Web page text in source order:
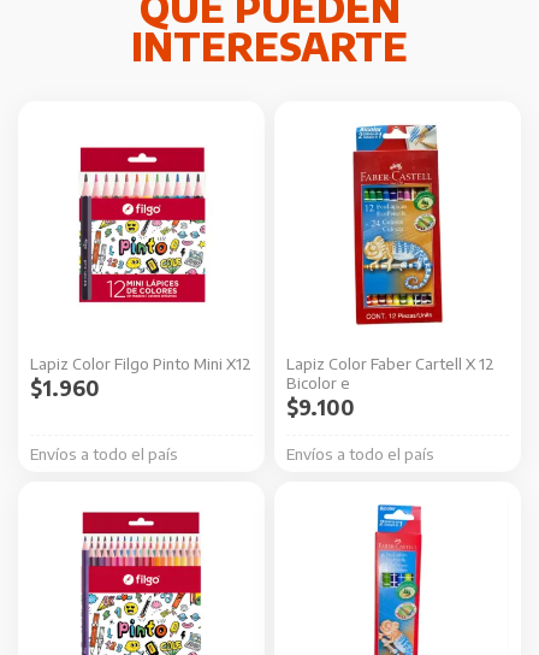
Lapiz Color Filgo Pinto Mini X12
Envíos a todo el país
$1.960
Lapiz Color Faber Cartell X 12
Bicolor e
Envíos a todo el país
$9.100